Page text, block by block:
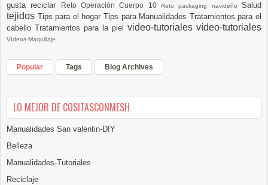
gusta reciclar
Reto Operación Cuerpo 10Reto packaging navideñoSalud
tejidos Tips para el hogarTips para Manualidades Tratamientos para el
cabello Tratamientos para la piel video-tutoriales vídeo-tutoriales
Vídeos-Maquillaje
Popular Tags Blog Archives
LO MEJOR DE COSITASCONMESH
Manualidades San valentin-DIY
Belleza
Manualidades-Tutoriales
Reciclaje